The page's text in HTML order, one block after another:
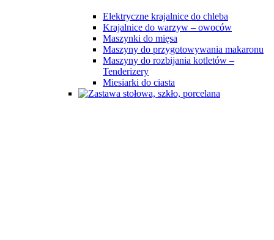
Elektryczne krajalnice do chleba
Krajalnice do warzyw – owoców
Maszynki do mięsa
Maszyny do przygotowywania makaronu
Maszyny do rozbijania kotletów –
Tenderizery
Miesiarki do ciasta